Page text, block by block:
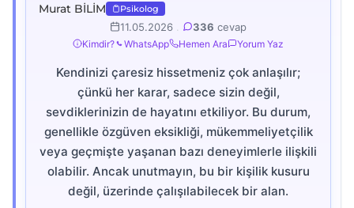
Murat BİLİM Psikolog
11.05.2026 336 cevap
Kimdir? WhatsApp Hemen Ara Yorum Yaz
Kendinizi çaresiz hissetmeniz çok anlaşılır;
çünkü her karar, sadece sizin değil,
sevdiklerinizin de hayatını etkiliyor. Bu durum,
genellikle özgüven eksikliği, mükemmeliyetçilik
veya geçmişte yaşanan bazı deneyimlerle ilişkili
olabilir. Ancak unutmayın, bu bir kişilik kusuru
değil, üzerinde çalışılabilecek bir alan.